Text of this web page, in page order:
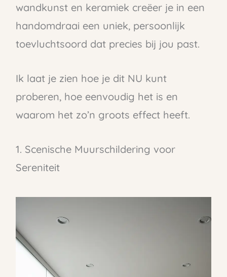
wandkunst en keramiek creëer je in een
handomdraai een uniek, persoonlijk
toevluchtsoord dat precies bij jou past.
Ik laat je zien hoe je dit NU kunt
proberen, hoe eenvoudig het is en
waarom het zo’n groots effect heeft.
1. Scenische Muurschildering voor
Sereniteit